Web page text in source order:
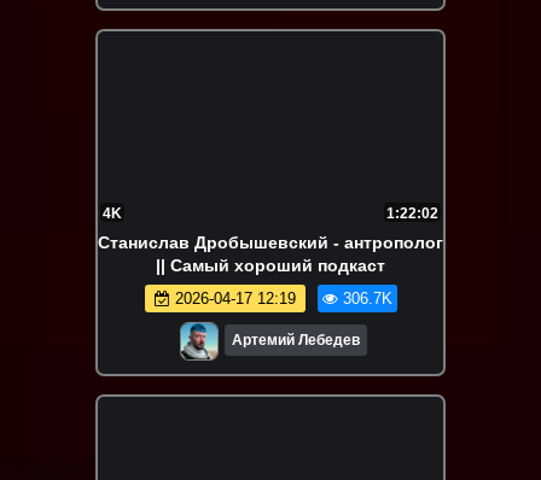
4K 1:22:02
Станислав Дробышевский - антрополог
|| Самый хороший подкаст
2026-04-17 12:19 306.7K
Артемий Лебедев